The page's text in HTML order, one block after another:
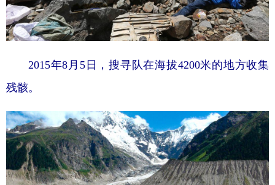
2015年8月5日，搜寻队在海拔4200米的地方收集
残骸。